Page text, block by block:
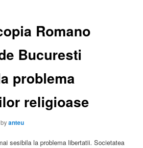
Romano
Bucuresti
problema
religioase
byanteu
sesibila la problema libertatii. Societatea